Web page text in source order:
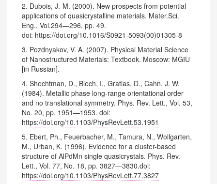
2. Dubois, J.-M. (2000). New prospects from potential
applications of quasicrystalline materials. Mater.Sci.
Eng., Vol.294—296, pp. 49.
doi: https://doi.org/10.1016/S0921-5093(00)01305-8
3. Pozdnyakov, V. A. (2007). Physical Material Science
of Nanostructured Materials: Textbook. Moscow: MGIU
[in Russian].
4. Shechtman, D., Blech, I., Gratias, D., Cahn, J. W.
(1984). Metallic phase long-range orientational order
and no translational symmetry. Phys. Rev. Lett., Vol. 53,
No. 20, pp. 1951—1953. doi:
https://doi.org/10.1103/PhysRevLett.53.1951
5. Ebert, Ph., Feuerbacher, M., Tamura, N., Wollgarten,
M., Urban, K. (1996). Evidence for a cluster-based
structure of AlPdMn single quasicrystals. Phys. Rev.
Lett., Vol. 77, No. 18, pp. 3827—3830.doi:
https://doi.org/10.1103/PhysRevLett.77.3827